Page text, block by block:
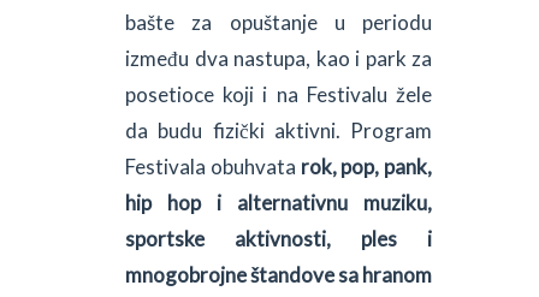
bašte za opuštanje u periodu
između dva nastupa, kao i park za
posetioce koji i na Festivalu žele
da budu fizički aktivni. Program
Festivala obuhvata rok, pop, pank,
hip hop i alternativnu muziku,
sportske aktivnosti, ples i
mnogobrojne štandove sa hranom